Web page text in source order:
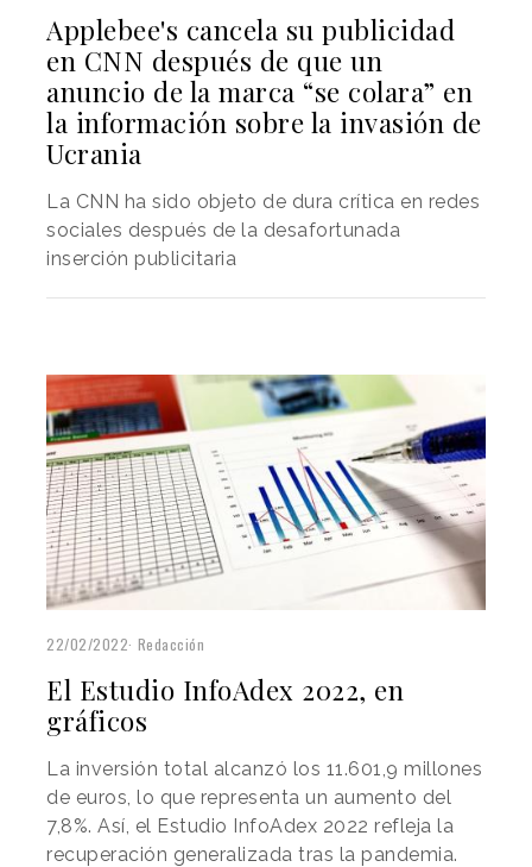
Applebee's cancela su publicidad
en CNN después de que un
anuncio de la marca “se colara” en
la información sobre la invasión de
Ucrania
La CNN ha sido objeto de dura crítica en redes
sociales después de la desafortunada
inserción publicitaria
22/02/2022 Redacción
El Estudio InfoAdex 2022, en
gráficos
La inversión total alcanzó los 11.601,9 millones
de euros, lo que representa un aumento del
7,8%. Así, el Estudio InfoAdex 2022 refleja la
recuperación generalizada tras la pandemia.